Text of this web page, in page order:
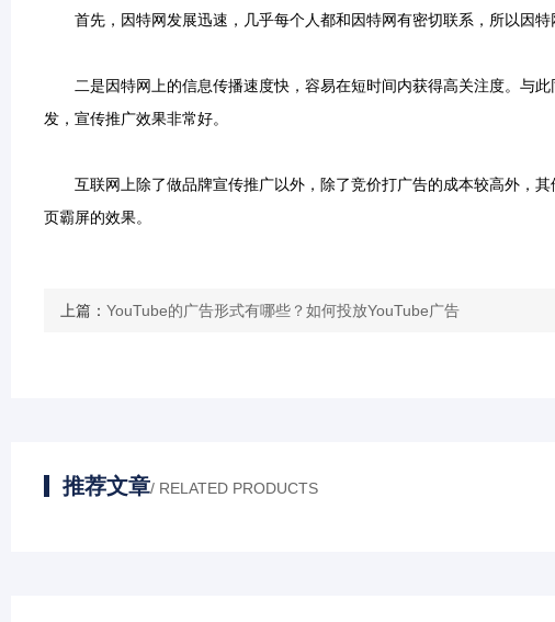
首先，因特网发展迅速，几乎每个人都和因特网有密切联系，所以因特
二是因特网上的信息传播速度快，容易在短时间内获得高关注度。与此
发，宣传推广效果非常好。
互联网上除了做品牌宣传推广以外，除了竞价打广告的成本较高外，其
页霸屏的效果。
上篇： YouTube的广告形式有哪些？如何投放YouTube广告
推荐文章/ RELATED PRODUCTS